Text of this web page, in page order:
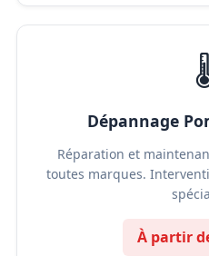
Dépannage
Réparation et
toutes marques.
À partir